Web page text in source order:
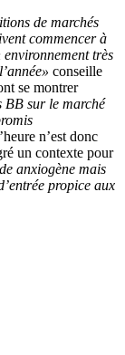
de marchés
commencer à
environnement très
conseille
se montrer
BB sur le marché
n’est donc
un contexte pour
anxiogène mais
propice aux